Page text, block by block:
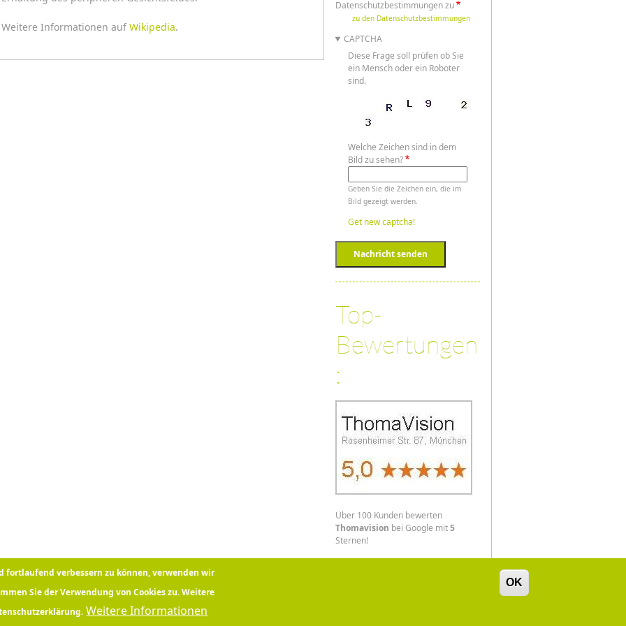
Weitere Informationen aufWikipedia.
Datenschutzbestimmungen zu
zu den Datenschutzbestimmungen
CAPTCHA
Diese Frage soll prüfen ob Sie
ein Mensch oder ein Roboter
sind.
Welche Zeichen sind in dem
Bild zu sehen?
Geben Sie die Zeichen ein, die im
Bild gezeigt werden.
Get new captcha!
Nachricht senden
Top-
Bewertungen
:
Über 100 Kunden bewerten
Thomavision bei Google mit5
Sternen!
fortlaufend verbessern zu können, verwenden wir
Sie der Verwendung von Cookies zu. Weitere
Weitere Informationen
OK